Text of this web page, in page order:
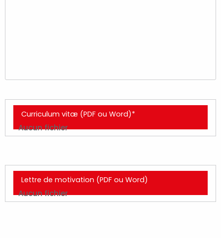
Curriculum vitæ (PDF ou Word)*
Aucun fichier
Lettre de motivation (PDF ou Word)
Aucun fichier